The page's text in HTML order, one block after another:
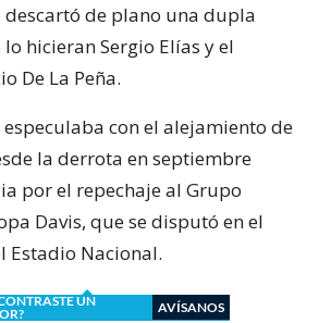
descartó de plano una dupla
hicieran Sergio Elías y el
De La Peña.
especulaba con el alejamiento de
la derrota en septiembre
por el repechaje al Grupo
Davis, que se disputó en el
Estadio Nacional.
UN
AVÍSANOS